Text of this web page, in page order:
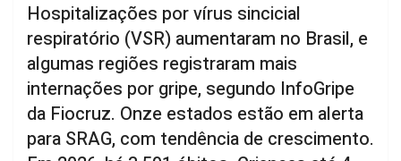
Hospitalizações por vírus sincicial
respiratório (VSR) aumentaram no Brasil, e
algumas regiões registraram mais
internações por gripe, segundo InfoGripe
da Fiocruz. Onze estados estão em alerta
para SRAG, com tendência de crescimento.